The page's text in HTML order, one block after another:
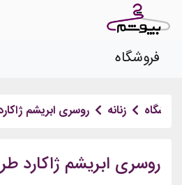
فروشگاه
فروشگاه زنانه روسری ابریشم
روسری ابریشم ژاکارد